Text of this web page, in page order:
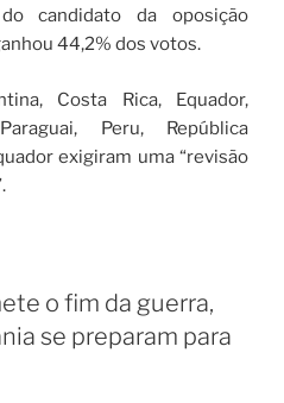
candidato da oposição
44,2% dos votos.
Costa Rica, Equador,
Peru, República
exigiram uma “revisão
o fim da guerra,
se preparam para